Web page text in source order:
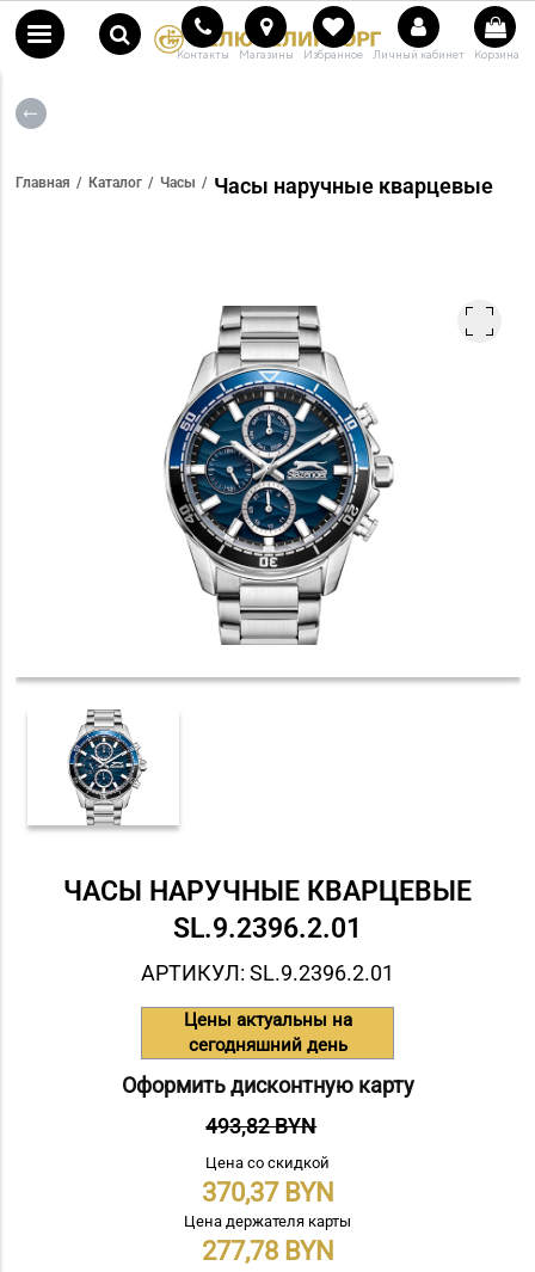
Контакты Магазины Избранное Личный кабинет Корзина
Главная Каталог Часы Часы наручные кварцевые
ЧАСЫ НАРУЧНЫЕ КВАРЦЕВЫЕ
SL.9.2396.2.01
АРТИКУЛ: SL.9.2396.2.01
Цены актуальны на
сегодняшний день
Оформить дисконтную карту
493,82 BYN
Цена со скидкой
370,37
Цена держателя карты
277,78